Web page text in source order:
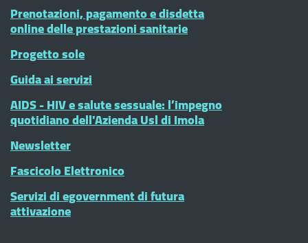
Prenotazioni, pagamento e disdetta
online delle prestazioni sanitarie
Progetto sole
Guida ai servizi
AIDS - HIV e salute sessuale: l’impegno
quotidiano dell'Azienda Usl di Imola
Newsletter
Fascicolo Elettronico
Servizi di egovernment di futura
attivazione